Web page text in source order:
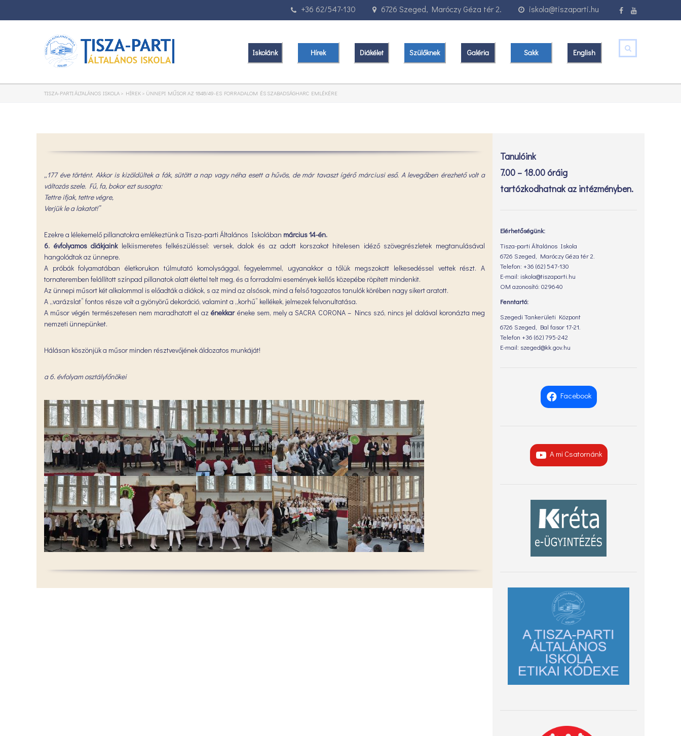
iskola@tiszaparti.hu
6726 Szeged, Maróczy Géza tér 2.
+36 62/547-130
Iskolánk Hírek Diákélet Szülőknek Galéria Sakk English
TISZA-PARTI ÁLTALÁNOS ISKOLA > HÍREK > ÜNNEPI MŰSOR AZ 1848/49-ES FORRADALOM ÉS SZABADSÁGHARC EMLÉKÉRE
„177 éve történt. Akkor is kizöldültek a fák, sütött a nap vagy néha esett a hűvös, de már tavaszt ígérő márciusi eső. A levegőben érezhető volt a
változás szele. Fű, fa, bokor ezt susogta:
Tettre ifjak, tettre végre,
Verjük le a lakatot!”
Ezekre a lélekemelő pillanatokra emlékeztünk a Tisza-parti Általános Iskolában március 14-én.
6. évfolyamos diákjainklelkiismeretes felkészüléssel: versek, dalok és az adott korszakot hitelesen idéző szövegrészletek megtanulásával
hangolódtak az ünnepre.
A próbák folyamatában életkorukon túlmutató komolysággal, fegyelemmel, ugyanakkor a tőlük megszokott lelkesedéssel vettek részt. A
tornateremben felállított színpad pillanatok alatt élettel telt meg, és a forradalmi események kellős közepébe röpített mindenkit.
Az ünnepi műsort két alkalommal is előadták a diákok, s az mind az alsósok, mind a felső tagozatos tanulók körében nagy sikert aratott.
A „varázslat” fontos része volt a gyönyörű dekoráció, valamint a „korhű” kellékek, jelmezek felvonultatása.
A műsor végén természetesen nem maradhatott el az énekkaréneke sem, mely a SACRA CORONA – Nincs szó, nincs jel dalával koronázta meg
nemzeti ünnepünket.
Hálásan köszönjük a műsor minden résztvevőjének áldozatos munkáját!
a 6. évfolyam osztályfőnökei
Tanulóink
7.00 – 18.00 óráig
tartózkodhatnak az intézményben.
Elérhetőségünk:
Tisza-parti Általános Iskola
6726 Szeged, Maróczy Géza tér 2.
Telefon: +36 (62) 547-130
E-mail: iskola@tiszaparti.hu
OM azonosító: 029640
Fenntartó:
Szegedi Tankerületi Központ
6726 Szeged, Bal fasor 17-21.
Telefon +36 (62) 795-242
E-mail: szeged@kk.gov.hu
Facebook
A mi Csatornánk